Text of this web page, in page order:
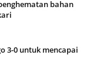
bahan
3-0 untuk mencapai